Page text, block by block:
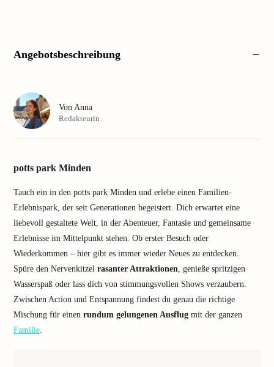
Angebotsbeschreibung
potts park Minden
Tauch ein in den potts park Minden und erlebe einen Familien-
Erlebnispark, der seit Generationen begeistert. Dich erwartet eine
liebevoll gestaltete Welt, in der Abenteuer, Fantasie und gemeinsame
Erlebnisse im Mittelpunkt stehen. Ob erster Besuch oder
Wiederkommen – hier gibt es immer wieder Neues zu entdecken.
Spüre den Nervenkitzel rasanter Attraktionen, genieße spritzigen
Wasserspaß oder lass dich von stimmungsvollen Shows verzaubern.
Zwischen Action und Entspannung findest du genau die richtige
Mischung für einen rundum gelungenen Ausflug mit der ganzen
Familie.
Von Anna
Redakteurin